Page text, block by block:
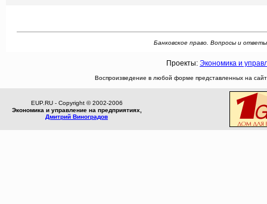
Банковское право. Вопросы и
Проекты: Экономика и
Воспроизведение в любой форме представленных на
EUP.RU - Copyright © 2002-2006
Экономика и управление на предприятиях,
Дмитрий Виноградов